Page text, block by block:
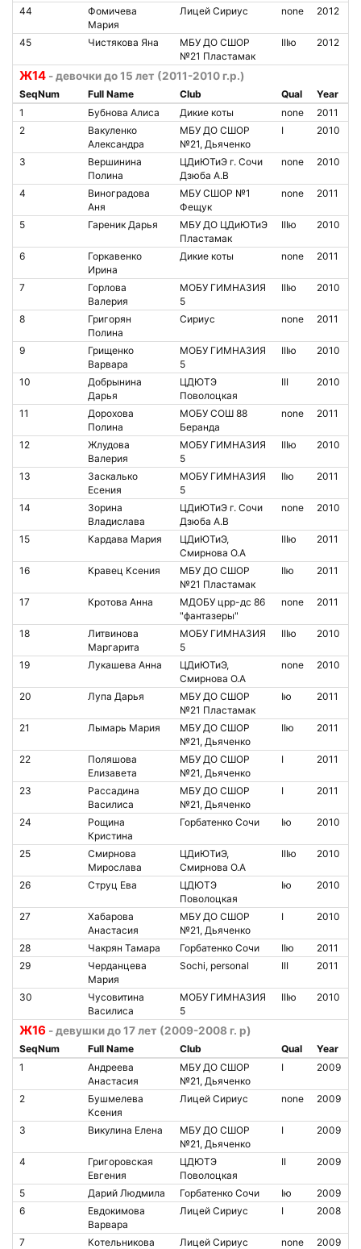
44
Фомичева
Мария
Лицей Сириус none 2012
45 Чистякова Яна
МБУ ДО СШОР
№21 Пластамак
IIIю 2012
Ж14 - девочки до 15 лет (2011-2010 г.р.)
SeqNum Full Name Club Qual
Year
1
Бубнова Алиса Дикие коты none
2011
2
Вакуленко
Александра
МБУ ДО СШОР
№21, Дьяченко
I 2010
3
Вершинина
Полина
ЦДиЮТиЭ г. Сочи
Дзюба А.В
none 2010
4
Виноградова
Аня
МБУ СШОР №1
Фещук
none 2011
5 Гареник Дарья
МБУ ДО ЦДиЮТиЭ
Пластамак
IIIю 2010
6
Горкавенко
Ирина
Дикие коты none 2011
7
Горлова
Валерия
МОБУ ГИМНАЗИЯ
5
IIIю 2010
8
Григорян
Полина
Сириус none 2011
9
Грищенко
Варвара
МОБУ ГИМНАЗИЯ
5
IIIю 2010
10
Добрынина
Дарья
ЦДЮТЭ
Поволоцкая
III 2010
11
Дорохова
Полина
МОБУ СОШ 88
Беранда
none 2011
12
Жлудова
Валерия
МОБУ ГИМНАЗИЯ
5
IIIю 2010
13
Заскалько
Есения
МОБУ ГИМНАЗИЯ
5
IIю 2011
14
Зорина
Владислава
ЦДиЮТиЭ г. Сочи
Дзюба А.В
none 2010
15 Кардава Мария
ЦДиЮТиЭ,
Смирнова О.А
IIIю 2011
16 Кравец Ксения
МБУ ДО СШОР
№21 Пластамак
IIю 2011
17 Кротова Анна
МДОБУ црр-дс 86
"фантазеры"
none 2011
18
Литвинова
Маргарита
МОБУ ГИМНАЗИЯ
5
IIIю 2010
19 Лукашева Анна
ЦДиЮТиЭ,
Смирнова О.А
none 2010
20 Лупа Дарья
МБУ ДО СШОР
№21 Пластамак
Iю 2011
21 Лымарь Мария
МБУ ДО СШОР
№21, Дьяченко
IIю 2011
22
Поляшова
Елизавета
МБУ ДО СШОР
№21, Дьяченко
I 2011
23
Рассадина
Василиса
МБУ ДО СШОР
№21, Дьяченко
I 2011
24
Рощина
Кристина
Горбатенко Сочи Iю 2010
25
Смирнова
Мирослава
ЦДиЮТиЭ,
Смирнова О.А
IIIю 2010
26 Струц Ева
ЦДЮТЭ
Поволоцкая
Iю 2010
27
Хабарова
Анастасия
МБУ ДО СШОР
№21, Дьяченко
I 2010
28 Чакрян Тамара Горбатенко Сочи IIю
2011
29
Черданцева
Мария
Sochi, personal III 2011
30
Чусовитина
Василиса
МОБУ ГИМНАЗИЯ
5
IIIю 2010
Ж16 - девушки до 17 лет (2009-2008 г. р)
SeqNum Full Name Club Qual
Year
1
Андреева
Анастасия
МБУ ДО СШОР
№21, Дьяченко
I 2009
2
Бушмелева
Ксения
Лицей Сириус none 2009
3 Викулина Елена
МБУ ДО СШОР
№21, Дьяченко
I 2009
4
Григоровская
Евгения
ЦДЮТЭ
Поволоцкая
II 2009
5 Дарий Людмила Горбатенко Сочи Iю
2009
6
Евдокимова
Варвара
Лицей Сириус I 2008
7
Котельникова
Лицей Сириус none 2009